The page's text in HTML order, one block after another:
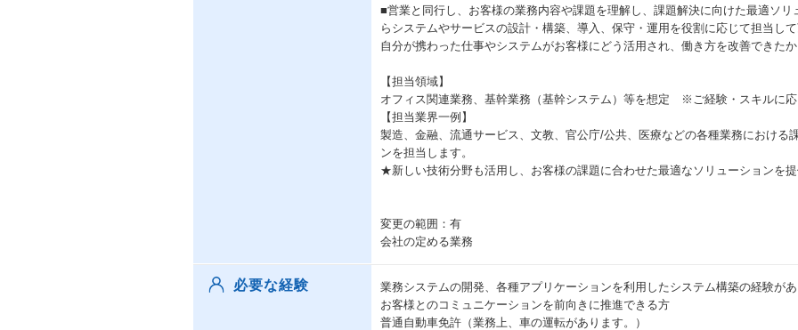
■営業と同行し、お客様の業務内容や課題を理解し、課題解決に向けた最適ソ
らシステムやサービスの設計・構築、導入、保守・運用を役割に応じて担当して
自分が携わった仕事やシステムがお客様にどう活用され、働き方を改善できた
【担当領域】
オフィス関連業務、基幹業務（基幹システム）等を想定 ※ご経験・スキルに応
【担当業界一例】
製造、金融、流通サービス、文教、官公庁/公共、医療などの各種業務における
ンを担当します。
★新しい技術分野も活用し、お客様の課題に合わせた最適なソリューションを提
変更の範囲：有
会社の定める業務
必要な経験
業務システムの開発、各種アプリケーションを利用したシステム構築の経験が
お客様とのコミュニケーションを前向きに推進できる方
普通自動車免許（業務上、車の運転があります。）